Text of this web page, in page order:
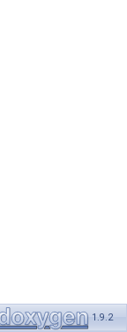
1.9.2